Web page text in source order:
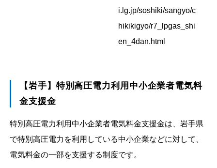
i.lg.jp/soshiki/sangyo/c
hikikigyo/r7_lpgas_shi
en_4dan.html
【岩手】特別高圧電力利用中小企業者電気料
金支援金
特別高圧電力利用中小企業者電気料金支援金は、岩手県
で特別高圧電力を利用している中小企業などに対して、
電気料金の一部を支援する制度です。